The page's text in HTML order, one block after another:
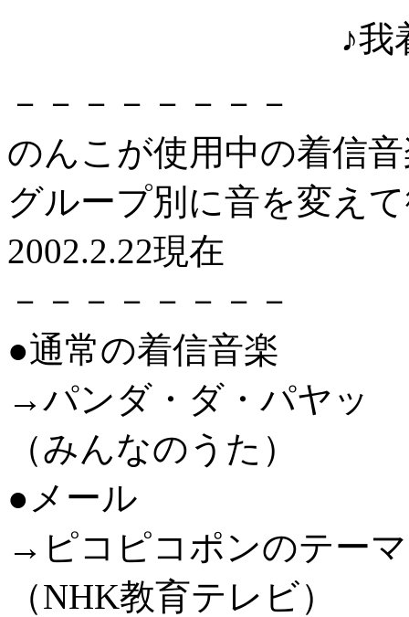
♪我
－－－－－－－－
のんこが使用中の着信
グループ別に音を変え
2002.2.22現在
－－－－－－－－
●通常の着信音楽
→パンダ・ダ・パヤッ
（みんなのうた）
●メール
→ピコピコポンのテーマ
（NHK教育テレビ）